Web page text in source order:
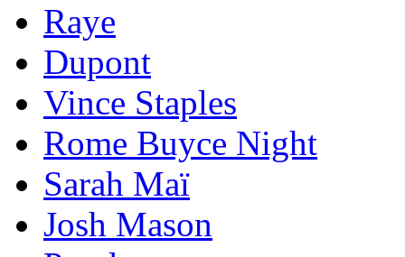
Raye
Dupont
Vince Staples
Rome Buyce Night
Sarah Maï
Josh Mason